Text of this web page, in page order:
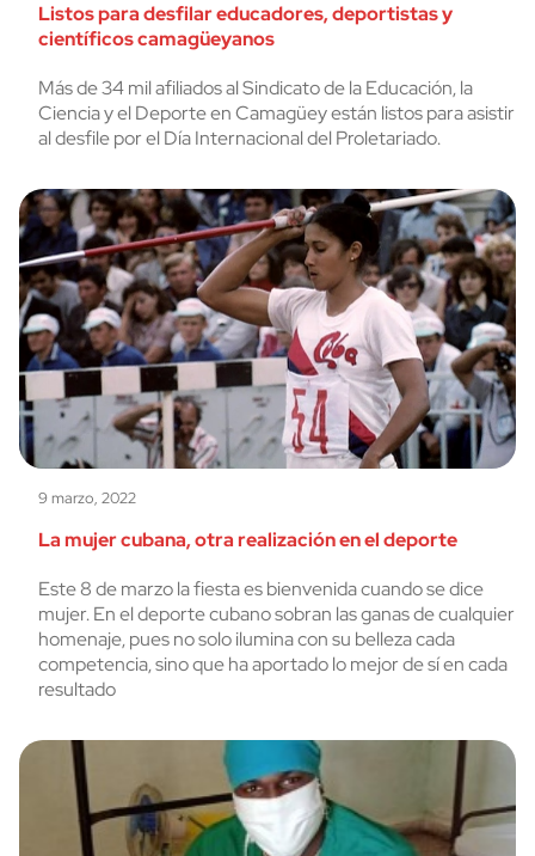
Listos para desfilar educadores, deportistas y
científicos camagüeyanos
Más de 34 mil afiliados al Sindicato de la Educación, la
Ciencia y el Deporte en Camagüey están listos para asistir
al desfile por el Día Internacional del Proletariado.
9 marzo, 2022
La mujer cubana, otra realización en el deporte
Este 8 de marzo la fiesta es bienvenida cuando se dice
mujer. En el deporte cubano sobran las ganas de cualquier
homenaje, pues no solo ilumina con su belleza cada
competencia, sino que ha aportado lo mejor de sí en cada
resultado